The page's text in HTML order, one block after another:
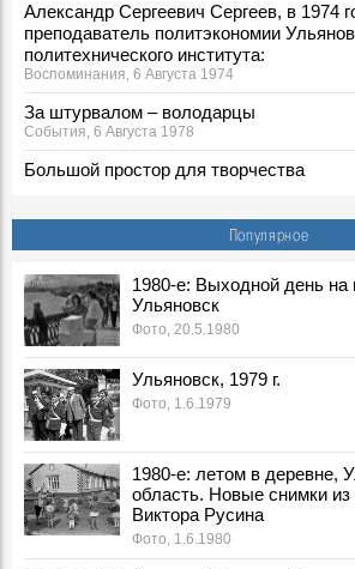
Александр Сергеевич Сергеев, в 1974
преподаватель политэкономии
политехнического института:
Воспоминания, 6 Августа 1974
За штурвалом – володарцы
События, 6 Августа 1978
Большой простор для творчества
Георгий Иванович Марчук ответил на
корреспондента «Ульяновской правды»
***
События, 6 Августа 1990
6 августа 1991 г.
События, 6 Августа 1991
Зюганов не в восторге от Ульяновского
События, 6 Августа 1996
Борис Николаевич Ельцин, в 1996 г.
Воспоминания, 6 Августа 1996
Группа "Чайф" в Речном порту
Фото, 6 Августа 2000
Популярное
1980-е: Выходной день на
Ульяновск
Фото, 20.5.1980
Ульяновск, 1979 г.
Фото, 1.6.1979
1980-е: летом в деревне,
область. Новые снимки
Виктора Русина
Фото, 1.6.1980